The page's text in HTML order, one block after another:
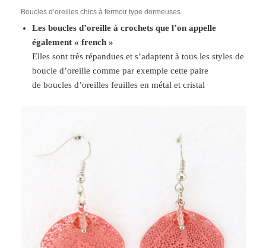
Boucles d’oreilles chics à fermoir type dormeuses
Les boucles d’oreille à crochets que l’on appelle
également « french »
Elles sont très répandues et s’adaptent à tous les styles de
boucle d’oreille comme par exemple cette paire
de boucles d’oreilles feuilles en métal et cristal